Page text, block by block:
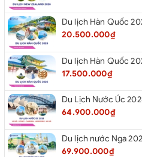
20.500.000₫
17.500.000₫
64.900.000₫
69.900.000₫